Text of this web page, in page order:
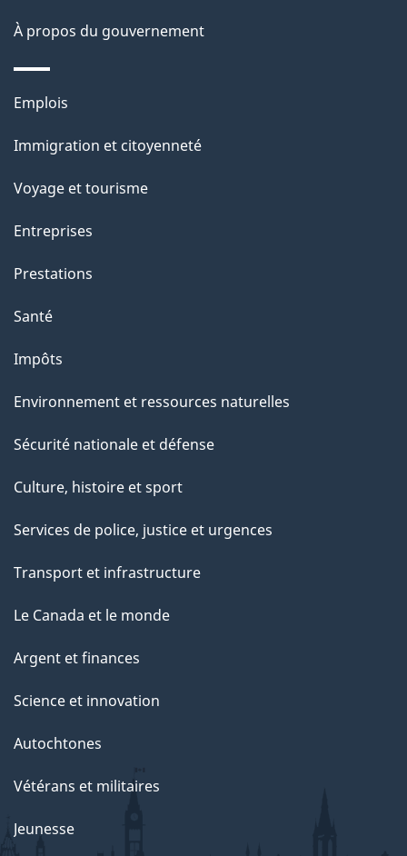
À propos du gouvernement
Thèmes
sujets
Emplois
Immigration et citoyenneté
Voyage et tourisme
Entreprises
Prestations
Santé
Impôts
Environnement et ressources naturelles
Sécurité nationale et défense
Culture, histoire et sport
Services de police, justice et urgences
Transport et infrastructure
Le Canada et le monde
Argent et finances
Science et innovation
Autochtones
Vétérans et militaires
Jeunesse